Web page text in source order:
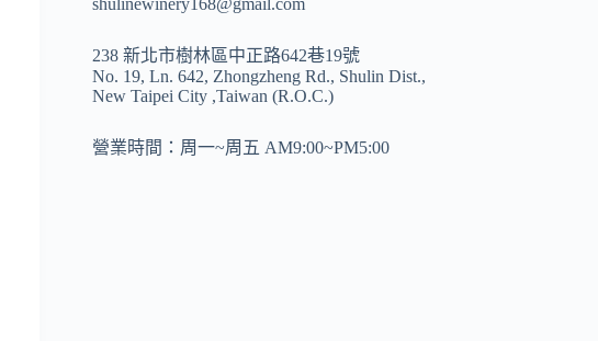
238 新北市樹林區中正路642巷19號
No. 19, Ln. 642, Zhongzheng Rd., Shulin Dist.,
New Taipei City ,Taiwan (R.O.C.)
營業時間 ：周一~周五 AM9:00~PM5:00